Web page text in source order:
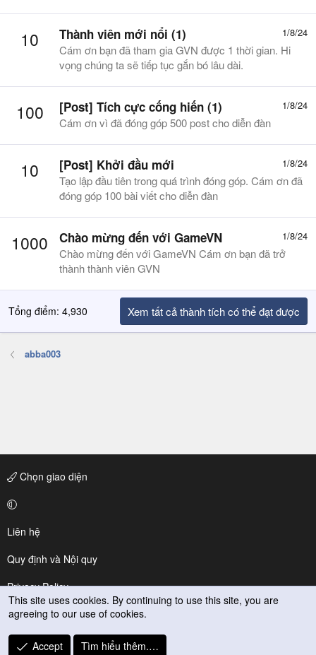
10 1/8/24
Thành viên mới nổi (1)
Cám ơn bạn đã tham gia GVN được 1 thời gian. Hi
vọng chúng ta sẽ tiếp tục gắn bó lâu dài.
100 1/8/24
[Post] Tích cực cống hiến (1)
Cám ơn vì đã đóng góp 500 post cho diễn đàn
10 1/8/24
[Post] Khởi đầu mới
Tạo lập đầu tiên trong quá trình đóng góp. Cám ơn đã
đóng góp 100 bài viết cho diễn đàn
1000 1/8/24
Chào mừng đến với GameVN
Chào mừng đến với GameVN Cám ơn bạn đã trở
thành thành viên GVN
Tổng điểm: 4,930 Xem tất cả thành tích có thể đạt được
abba003
Chọn giao diện
Liên hệ
Quy định và Nội quy
Privacy Policy
Trợ giúp
R
This site uses cookies. By continuing to use this site, you are
agreeing to our use of cookies.
Accept Tìm hiểu thêm.…